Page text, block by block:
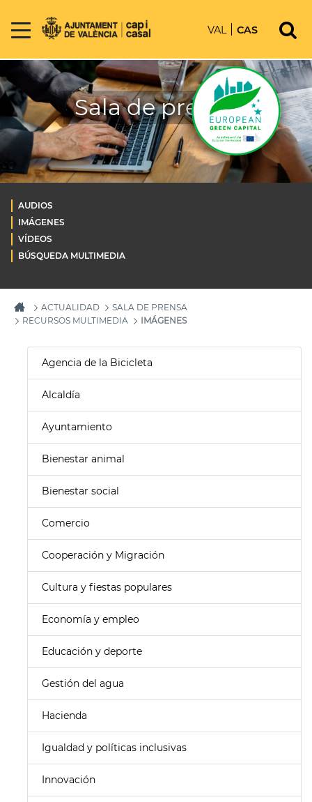
VAL CAS
Sala de prensa
AUDIOS
IMÁGENES
VÍDEOS
BÚSQUEDA MULTIMEDIA
ACTUALIDAD
SALA DE PRENSA
RECURSOS MULTIMEDIA
IMÁGENES
Agencia de la Bicicleta
Alcaldía
Ayuntamiento
Bienestar animal
Bienestar social
Comercio
Cooperación y Migración
Cultura y fiestas populares
Economía y empleo
Educación y deporte
Gestión del agua
Hacienda
Igualdad y políticas inclusivas
Innovación